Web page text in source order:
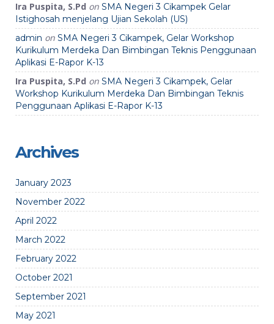
Ira Puspita, S.Pd on SMA Negeri 3 Cikampek Gelar
Istighosah menjelang Ujian Sekolah (US)
admin on SMA Negeri 3 Cikampek, Gelar Workshop
Kurikulum Merdeka Dan Bimbingan Teknis Penggunaan
Aplikasi E-Rapor K-13
Ira Puspita, S.Pd on SMA Negeri 3 Cikampek, Gelar
Workshop Kurikulum Merdeka Dan Bimbingan Teknis
Penggunaan Aplikasi E-Rapor K-13
Archives
January 2023
November 2022
April 2022
March 2022
February 2022
October 2021
September 2021
May 2021